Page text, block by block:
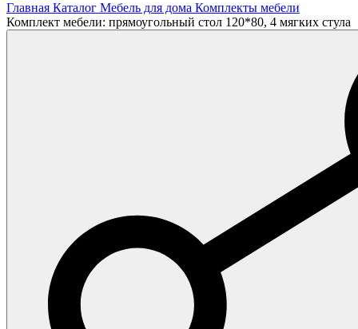
Главная Каталог Мебель для дома Комплекты мебели
Комплект мебели: прямоугольный стол 120*80, 4 мягких стула